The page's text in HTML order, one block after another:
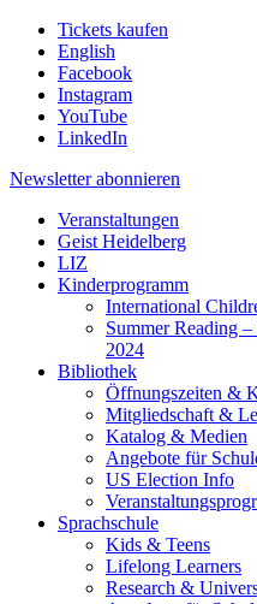
Tickets kaufen
English
Facebook
Instagram
YouTube
LinkedIn
Newsletter abonnieren
Veranstaltungen
Geist Heidelberg
LIZ
Kinderprogramm
International
Summer Reading
2024
Bibliothek
Öffnungszeiten &
Mitgliedschaft &
Katalog & Medien
Angebote für
US Election Info
Sprachschule
Kids & Teens
Lifelong Learners
Research &